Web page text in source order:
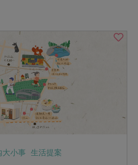
地區活動
大小事 生活提案